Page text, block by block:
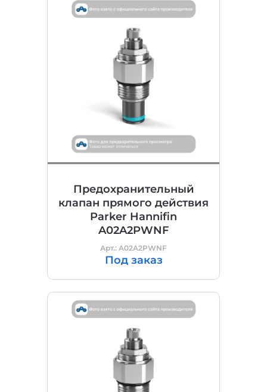
Предохранительный
клапан прямого действия
Parker Hannifin
A02A2PWNF
Арт.: A02A2PWNF
Под заказ